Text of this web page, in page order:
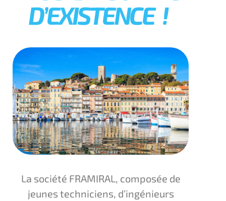
D’EXISTENCE !
La société FRAMIRAL, composée de
jeunes techniciens, d’ingénieurs